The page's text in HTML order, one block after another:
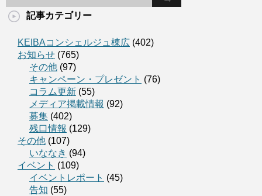
記事カテゴリー
KEIBAコンシェルジュ棟広 (402)
お知らせ (765)
その他 (97)
キャンペーン・プレゼント (76)
コラム更新 (55)
メディア掲載情報 (92)
募集 (402)
残口情報 (129)
その他 (107)
いななき (94)
イベント (109)
イベントレポート (45)
告知 (55)